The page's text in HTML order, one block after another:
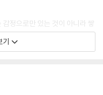
정으로만 있는 것이 아니라 쌓
성격은 타고나는 것이라고 말
감정에 따라 만들어지는 것이